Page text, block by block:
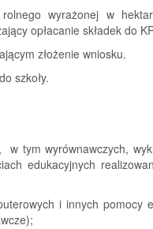
wyrażonej w
opłacanie składek do
złożenie wniosku.
szkoły.
w tym wyrównawczych,
edukacyjnych
i innych pomocy